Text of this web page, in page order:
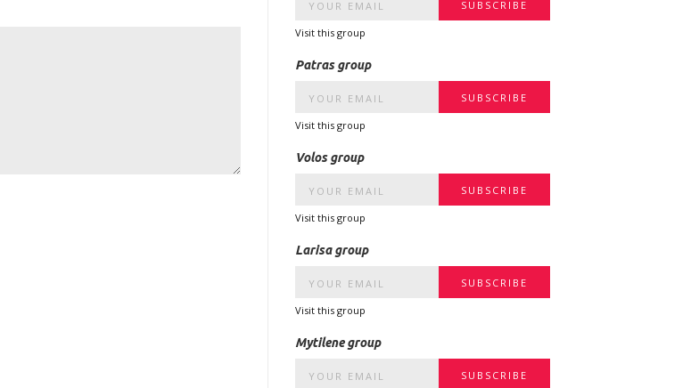
Visit this group
Patras group
Visit this group
Volos group
Visit this group
Larisa group
Visit this group
Mytilene group